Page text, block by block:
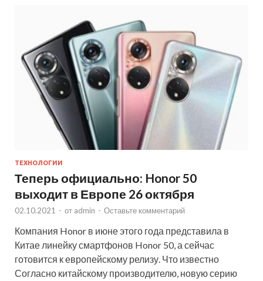
ТЕХНОЛОГИИ
Теперь официально: Honor 50
выходит в Европе 26 октября
02.10.2021 - от admin - Оставьте комментарий
Компания Honor в июне этого года представила в
Китае линейку смартфонов Honor 50, а сейчас
готовится к европейскому релизу. Что известно
Согласно китайскому производителю, новую серию